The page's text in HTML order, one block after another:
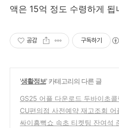
액은 15억 정도 수령하게 됩
공감 구독하기
'생활정보' 카테고리의 다른 글
GS25 어플 다운로드 두바이초콜
사전예약
(1)
CU편의점 사전예약 재고조회 어
(0)
싸이흠뻑쇼 속초 티켓팅 잔여석